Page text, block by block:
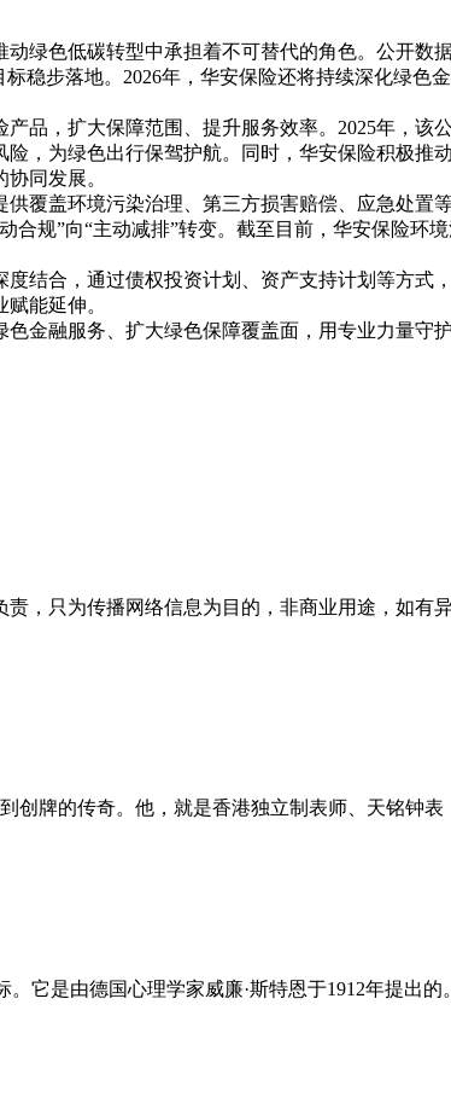
绿色低碳转型中承担着不可替代的角色。公开数
稳步落地。2026年，华安保险还将持续深化绿色
品，扩大保障范围、提升服务效率。2025年，该
，为绿色出行保驾护航。同时，华安保险积极推
同发展。
覆盖环境污染治理、第三方损害赔偿、应急处置
规”向“主动减排”转变。截至目前，华安保险环
结合，通过债权投资计划、资产支持计划等方式
能延伸。
金融服务、扩大绿色保障覆盖面，用专业力量守
只为传播网络信息为目的，非商业用途，如有异
牌的传奇。他，就是香港独立制表师、天铭钟
它是由德国心理学家威廉·斯特恩于1912年提出